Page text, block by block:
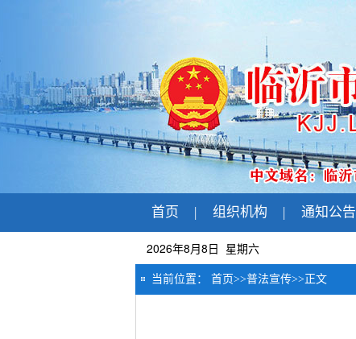
首页 | 组织机构 | 通知公告
2026年8月8日 星期六
当前位置： 首页>>普法宣传>> 正文